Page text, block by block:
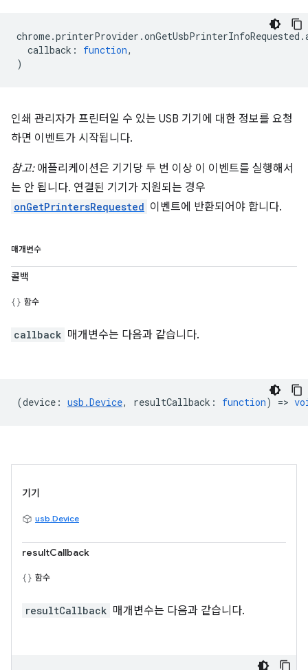
chrome.printerProvider .onGetUsbPrinterInfoRequested .
callback : function,
)
인쇄 관리자가 프린터일 수 있는 USB 기기에 대한 정보를 요청
하면 이벤트가 시작됩니다.
참고:애플리케이션은 기기당 두 번 이상 이 이벤트를 실행해서
는 안 됩니다. 연결된 기기가 지원되는 경우
onGetPrintersRequested 이벤트에 반환되어야 합니다.
매개변수
콜백
함수
callback 매개변수는 다음과 같습니다.
(device : usb.Device, resultCallback : function) =>
기기
usb.Device
resultCallback
함수
resultCallback 매개변수는 다음과 같습니다.